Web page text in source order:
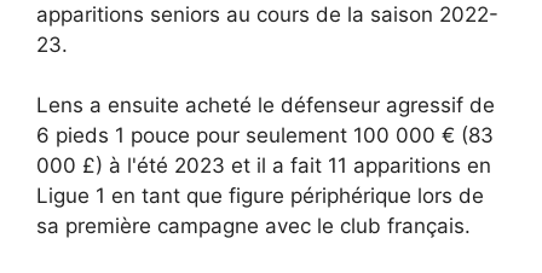
apparitions seniors au cours de la saison 2022-
23.
Lens a ensuite acheté le défenseur agressif de
6 pieds 1 pouce pour seulement 100 000 € (83
000 £) à l'été 2023 et il a fait 11 apparitions en
Ligue 1 en tant que figure périphérique lors de
sa première campagne avec le club français.